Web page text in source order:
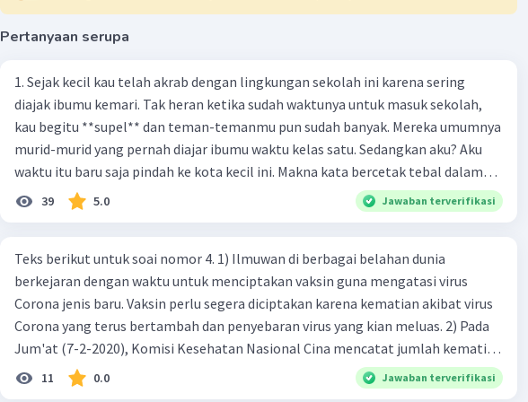
Pertanyaan serupa
1. Sejak kecil kau telah akrab dengan lingkungan sekolah ini karena sering
diajak ibumu kemari. Tak heran ketika sudah waktunya untuk masuk sekolah,
kau begitu **supel** dan teman-temanmu pun sudah banyak. Mereka umumnya
murid-murid yang pernah diajar ibumu waktu kelas satu. Sedangkan aku? Aku
waktu itu baru saja pindah ke kota kecil ini. Makna kata bercetak tebal dalam
kutipan cerpen tersebut adalah .... A. ramah C. santun B. sopan D. baik
39 5.0 Jawaban terverifikasi
Teks berikut untuk soai nomor 4. 1) Ilmuwan di berbagai belahan dunia
berkejaran dengan waktu untuk menciptakan vaksin guna mengatasi virus
Corona jenis baru. Vaksin perlu segera diciptakan karena kematian akibat virus
Corona yang terus bertambah dan penyebaran virus yang kian meluas. 2) Pada
Jum'at (7-2-2020), Komisi Kesehatan Nasional Cina mencatat jumlah kematian
akibat virus Corona baru telah mencapai 636 kasus, sedangkan jumlah warga
yang terinfeksi menjadi 31.161 kasus. Kasus terbanyak terjadi di Hubei, Cina,
11 0.0 Jawaban terverifikasi